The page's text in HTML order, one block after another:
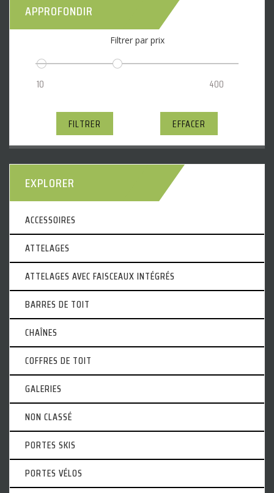
APPROFONDIR
Filtrer par prix
FILTRER EFFACER
EXPLORER
ACCESSOIRES
ATTELAGES
ATTELAGES AVEC FAISCEAUX INTÉGRÉS
BARRES DE TOIT
CHAÎNES
COFFRES DE TOIT
GALERIES
NON CLASSÉ
PORTES SKIS
PORTES VÉLOS